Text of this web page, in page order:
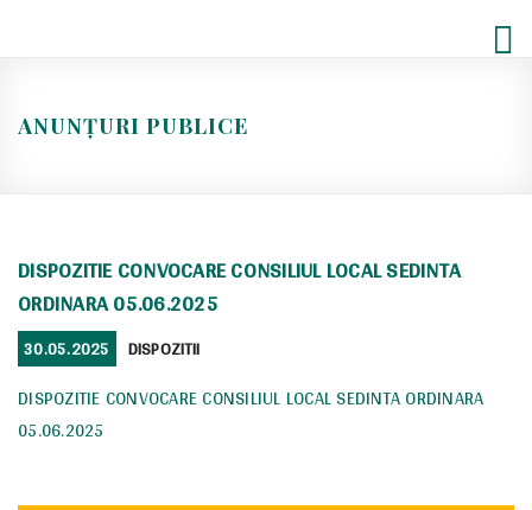
ANUNȚURI PUBLICE
DISPOZITIE CONVOCARE CONSILIUL LOCAL SEDINTA
ORDINARA 05.06.2025
POSTED
ON
30.05.2025 CATEGORIES
DISPOZITII
DISPOZITIE CONVOCARE CONSILIUL LOCAL SEDINTA ORDINARA
05.06.2025